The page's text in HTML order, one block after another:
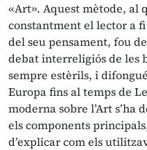
«Art». Aquest mètode, al
constantment el lector a
del seu pensament, fou
debat interreligiós de les
sempre estèrils, i
Europa fins al temps de
moderna sobre l’Art s’ha
els components
d’explicar com els